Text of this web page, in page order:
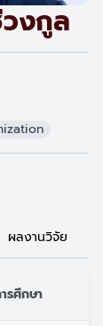
งกูล
ผลงานวิจัย
รศึกษา